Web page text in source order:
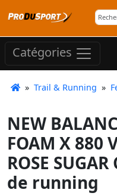
Catégories
» Trail & Running »
NEW
FOAM X 880
ROSE
de running